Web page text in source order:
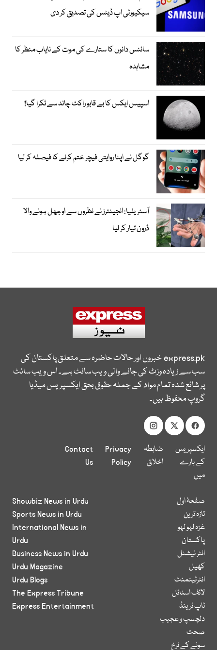
سیکیورٹی اپ ڈیٹس کی تصدیق کر دی
سائنس دانوں کا ستارے کی موت کے نایاب منظر کا
مشاہدہ
اسپیس ایکس کا بے قابو راکٹ چاند سے ٹکرا گیا!
گوگل نے اپنا روایتی فیچر ختم کرنے کا فیصلہ کر لیا
آسٹریلیا: انجینئرز نے نظروں سے اوجھل ہونے والا
ڈرون تیار کر لیا
express.pkخبروں اور حالات حاضرہ سے متعلق پاکستان کی
سب سے زیادہ وزٹ کی جانے والی ویب سائٹ ہے۔ اس ویب سائٹ
پر شائع شدہ تمام مواد کے جملہ حقوق بحق ایکسپریس میڈیا
گروپ محفوظ ہیں۔
ایکسپریس
کے بارے
میں
ضابطہ
اخلاق
Privacy
Policy
Contact
Us
صفحۂ اول
تازہ ترین
غزہ لہو لہو
پاکستان
انٹر نیشنل
کھیل
انٹرٹینمنٹ
لائف اسٹائل
ٹاپ ٹرینڈ
دلچسپ و عجیب
صحت
سونے کے نرخ
Showbiz News in Urdu
Sports News in Urdu
International News in
Urdu
Business News in Urdu
Urdu Magazine
Urdu Blogs
The Express Tribune
Express Entertainment